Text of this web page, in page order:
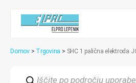
Domov > Trgovina > SHC 1 palična elektroda
search